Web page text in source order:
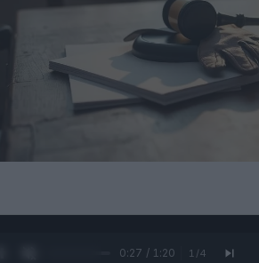
0:28 / 1:20 1 /4